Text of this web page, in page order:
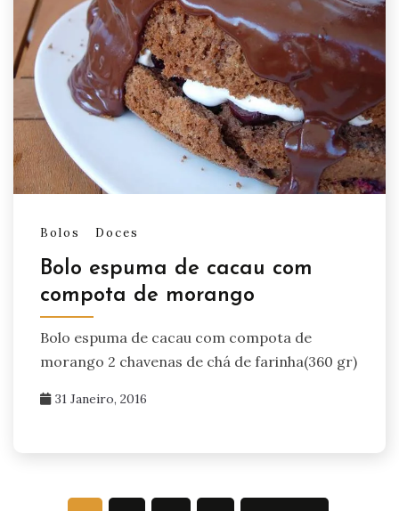
Bolos Doces
Bolo espuma de cacau com
compota de morango
Bolo espuma de cacau com compota de
morango 2 chavenas de chá de farinha(360 gr)
31 Janeiro, 2016